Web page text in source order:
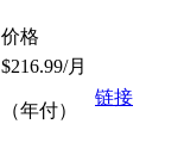
价格
$216.99/月
（年付）
链接